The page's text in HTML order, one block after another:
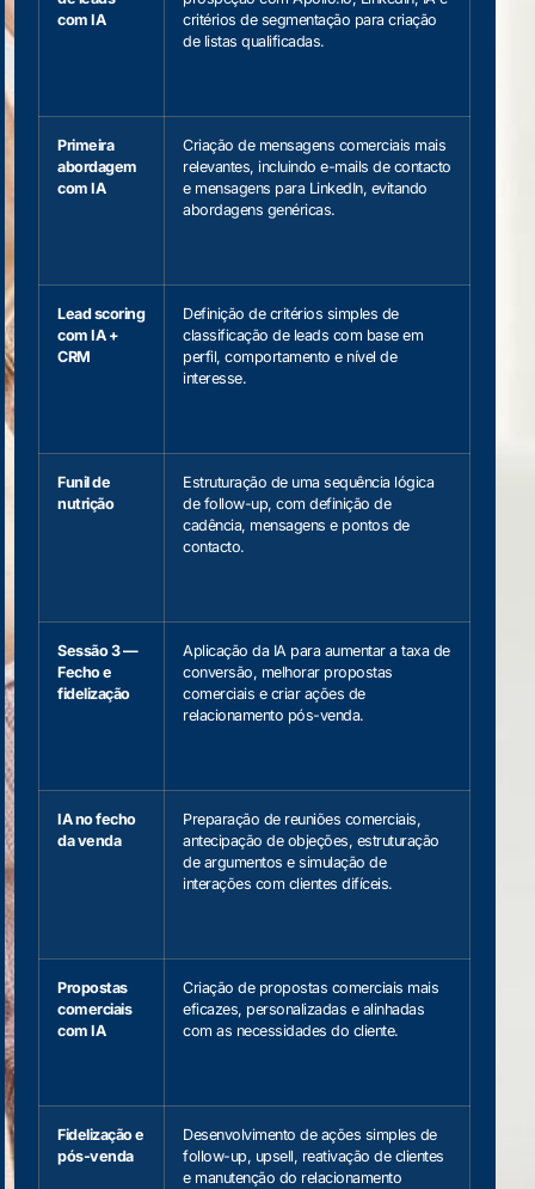
com IA
critérios de segmentação para criação
de listas qualificadas.
Primeira
abordagem
com IA
Criação de mensagens comerciais mais
relevantes, incluindo e-mails de contacto
e mensagens para LinkedIn, evitando
abordagens genéricas.
Lead scoring
com IA +
CRM
Definição de critérios simples de
classificação de leads com base em
perfil, comportamento e nível de
interesse.
Funil de
nutrição
Estruturação de uma sequência lógica
de follow-up, com definição de
cadência, mensagens e pontos de
contacto.
Sessão 3 —
Fecho e
fidelização
Aplicação da IA para aumentar a taxa de
conversão, melhorar propostas
comerciais e criar ações de
relacionamento pós-venda.
IA no fecho
da venda
Preparação de reuniões comerciais,
antecipação de objeções, estruturação
de argumentos e simulação de
interações com clientes difíceis.
Propostas
comerciais
com IA
Criação de propostas comerciais mais
eficazes, personalizadas e alinhadas
com as necessidades do cliente.
Fidelização e
pós-venda
Desenvolvimento de ações simples de
follow-up, upsell, reativação de clientes
e manutenção do relacionamento